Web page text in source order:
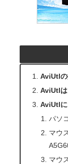
AviUtlの
AviUtlは
AviUtlに
パソ
マウ
マウ